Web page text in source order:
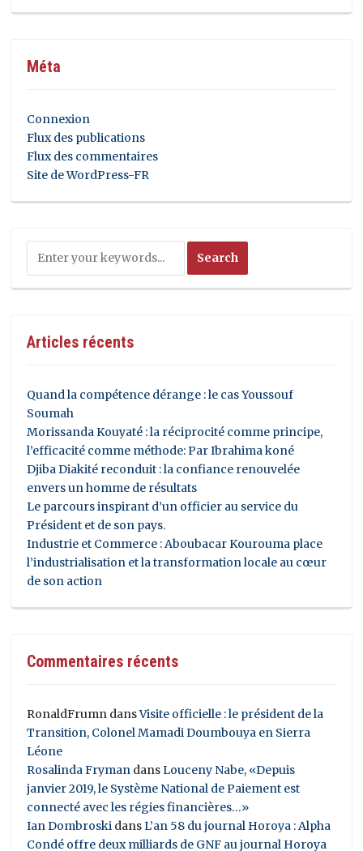
Méta
Connexion
Flux des publications
Flux des commentaires
Site de WordPress-FR
Articles récents
Quand la compétence dérange : le cas Youssouf
Soumah
Morissanda Kouyaté : la réciprocité comme principe,
l’efficacité comme méthode: Par Ibrahima koné
Djiba Diakité reconduit : la confiance renouvelée
envers un homme de résultats
Le parcours inspirant d’un officier au service du
Président et de son pays.
Industrie et Commerce : Aboubacar Kourouma place
l’industrialisation et la transformation locale au cœur
de son action
Commentaires récents
RonaldFrumn dansVisite officielle : le président de la
Transition, Colonel Mamadi Doumbouya en Sierra
Léone
Rosalinda Fryman dansLouceny Nabe, «Depuis
janvier 2019, le Système National de Paiement est
connecté avec les régies financières…»
Ian Dombroski dansL’an 58 du journal Horoya : Alpha
Condé offre deux milliards de GNF au journal Horoya